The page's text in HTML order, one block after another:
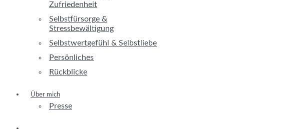
Zufriedenheit
Selbstfürsorge &
Stressbewältigung
Selbstwertgefühl & Selbstliebe
Persönliches
Rückblicke
Über mich
Presse